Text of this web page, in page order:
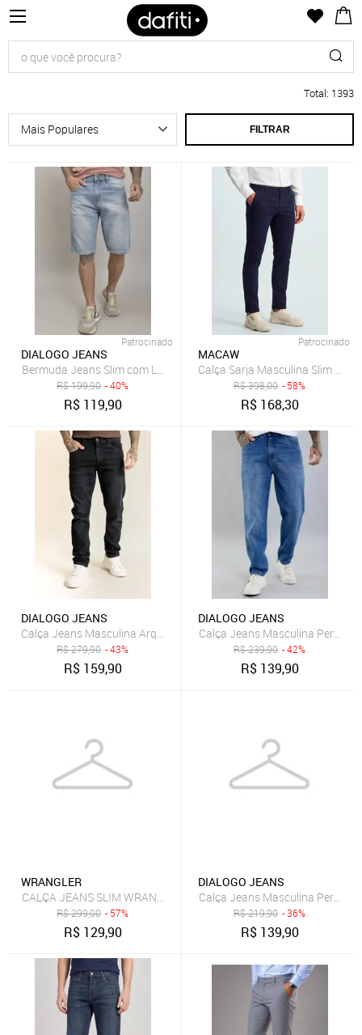
Total: 1393
FILTRAR
Patrocinado
DIALOGO JEANS
Bermuda Jeans Slim com Lavagem Clara Dialogo Jeans
R$199,90 - 40%
R$ 119,90
Patrocinado
MACAW
R$398,00 - 58%
R$ 168,30
DIALOGO JEANS
Calça Jeans Masculina Arqueada Preta com Elastano Dialogo Preto
R$279,90 - 43%
R$ 159,90
DIALOGO JEANS
Calça Jeans Masculina Perna
R$239,90 - 42%
R$ 139,90
WRANGLER
CALÇA JEANS SLIM WRANGLER RT OR JEANS
R$299,00 - 57%
R$ 129,90
DIALOGO JEANS
Calça Jeans Masculina Perna
R$219,90 - 36%
R$ 139,90